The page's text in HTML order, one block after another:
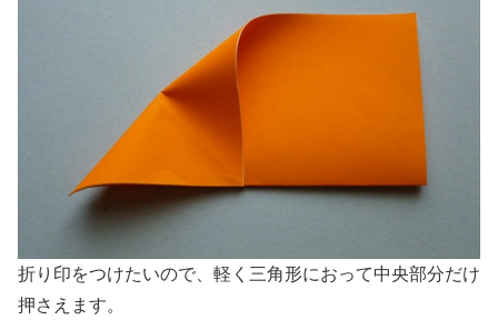
折り印をつけたいので、軽く三角形におって中央部分だけ
押さえます。